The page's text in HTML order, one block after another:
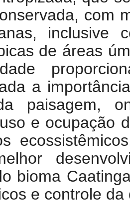
com
inclusive
de áreas
a
paisagem,
e ocupação
bioma
e controle